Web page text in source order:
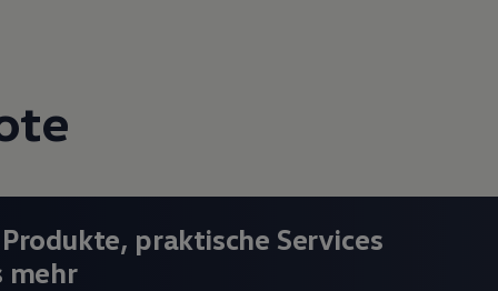
praktische Services
mehr